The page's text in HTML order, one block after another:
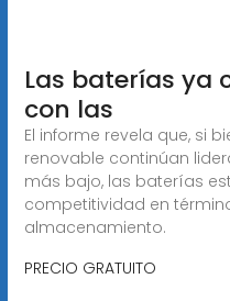
Las baterías ya
con las
El informe revela que, si
renovable continúan
más bajo, las baterías
competitividad en
almacenamiento.
PRECIO GRATUITO